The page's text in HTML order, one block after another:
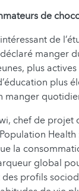
de
de
manger
plus
plus
manger
chef de projet
Health
la
global
profils